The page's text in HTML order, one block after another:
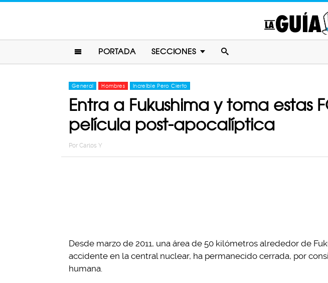
PORTADA SECCIONES
General Hombres Increíble Pero Cierto
Entra a Fukushima y toma estas
película post-apocalíptica
Por Carlos Y
Desde marzo de 2011, una área de 50 kilómetros alrededor de
accidente en la central nuclear, ha permanecido cerrada, por
humana.